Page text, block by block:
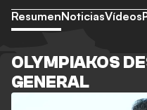
ResumenNoticiasVídeos
OLYMPIAKOS
GENERAL